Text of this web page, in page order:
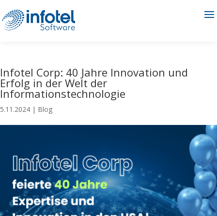
Infotel Corp: 40 Jahre Innovation und
Erfolg in der Welt der
Informationstechnologie
5.11.2024 | Blog